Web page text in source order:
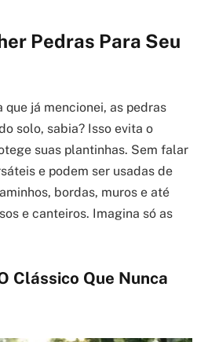
Pedras Para Seu
já mencionei, as pedras
solo, sabia? Isso evita o
suas plantinhas. Sem falar
e podem ser usadas de
bordas, muros e até
e canteiros. Imagina só as
Clássico Que Nunca